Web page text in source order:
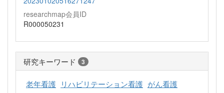
researchmap会員ID
R000050231
研究キーワード 3
老年看護 リハビリテーション看護 がん看護